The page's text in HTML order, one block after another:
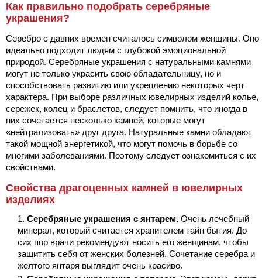
Как правильно подобрать серебряные
украшения?
Серебро с давних времен считалось символом женщины. Оно
идеально подходит людям с глубокой эмоциональной
природой. Серебряные украшения с натуральными камнями
могут не только украсить свою обладательницу, но и
способствовать развитию или укреплению некоторых черт
характера. При выборе различных ювелирных изделий колье,
сережек, колец и браслетов, следует помнить, что иногда в
них сочетается несколько камней, которые могут
«нейтрализовать» друг друга. Натуральные камни обладают
такой мощной энергетикой, что могут помочь в борьбе со
многими заболеваниями. Поэтому следует ознакомиться с их
свойствами.
Свойства драгоценных камней в ювелирных
изделиях
Серебряные украшения с янтарем. Очень лечебный
минерал, который считается хранителем тайн бытия. До
сих пор врачи рекомендуют носить его женщинам, чтобы
защитить себя от женских болезней. Сочетание серебра и
желтого янтаря выглядит очень красиво.